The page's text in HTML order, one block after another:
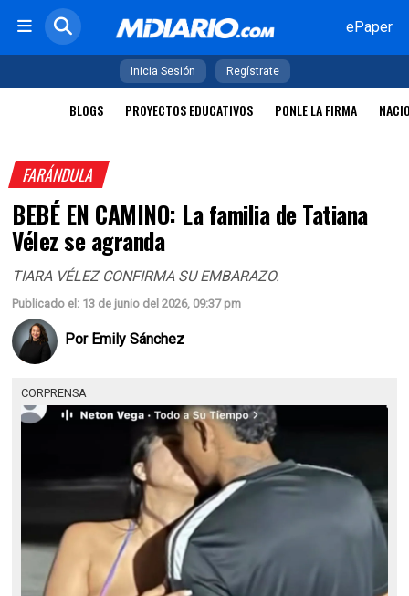
ePaper
Inicia Sesión Regístrate
BLOGS PROYECTOS EDUCATIVOS PONLE LA FIRMA
FARÁNDULA
BEBÉ EN CAMINO: La familia de Tatiana
Vélez se agranda
TIARA VÉLEZ CONFIRMA SU EMBARAZO.
Publicado el: 13 de junio del 2026, 09:37 pm
Por Emily Sánchez
CORPRENSA